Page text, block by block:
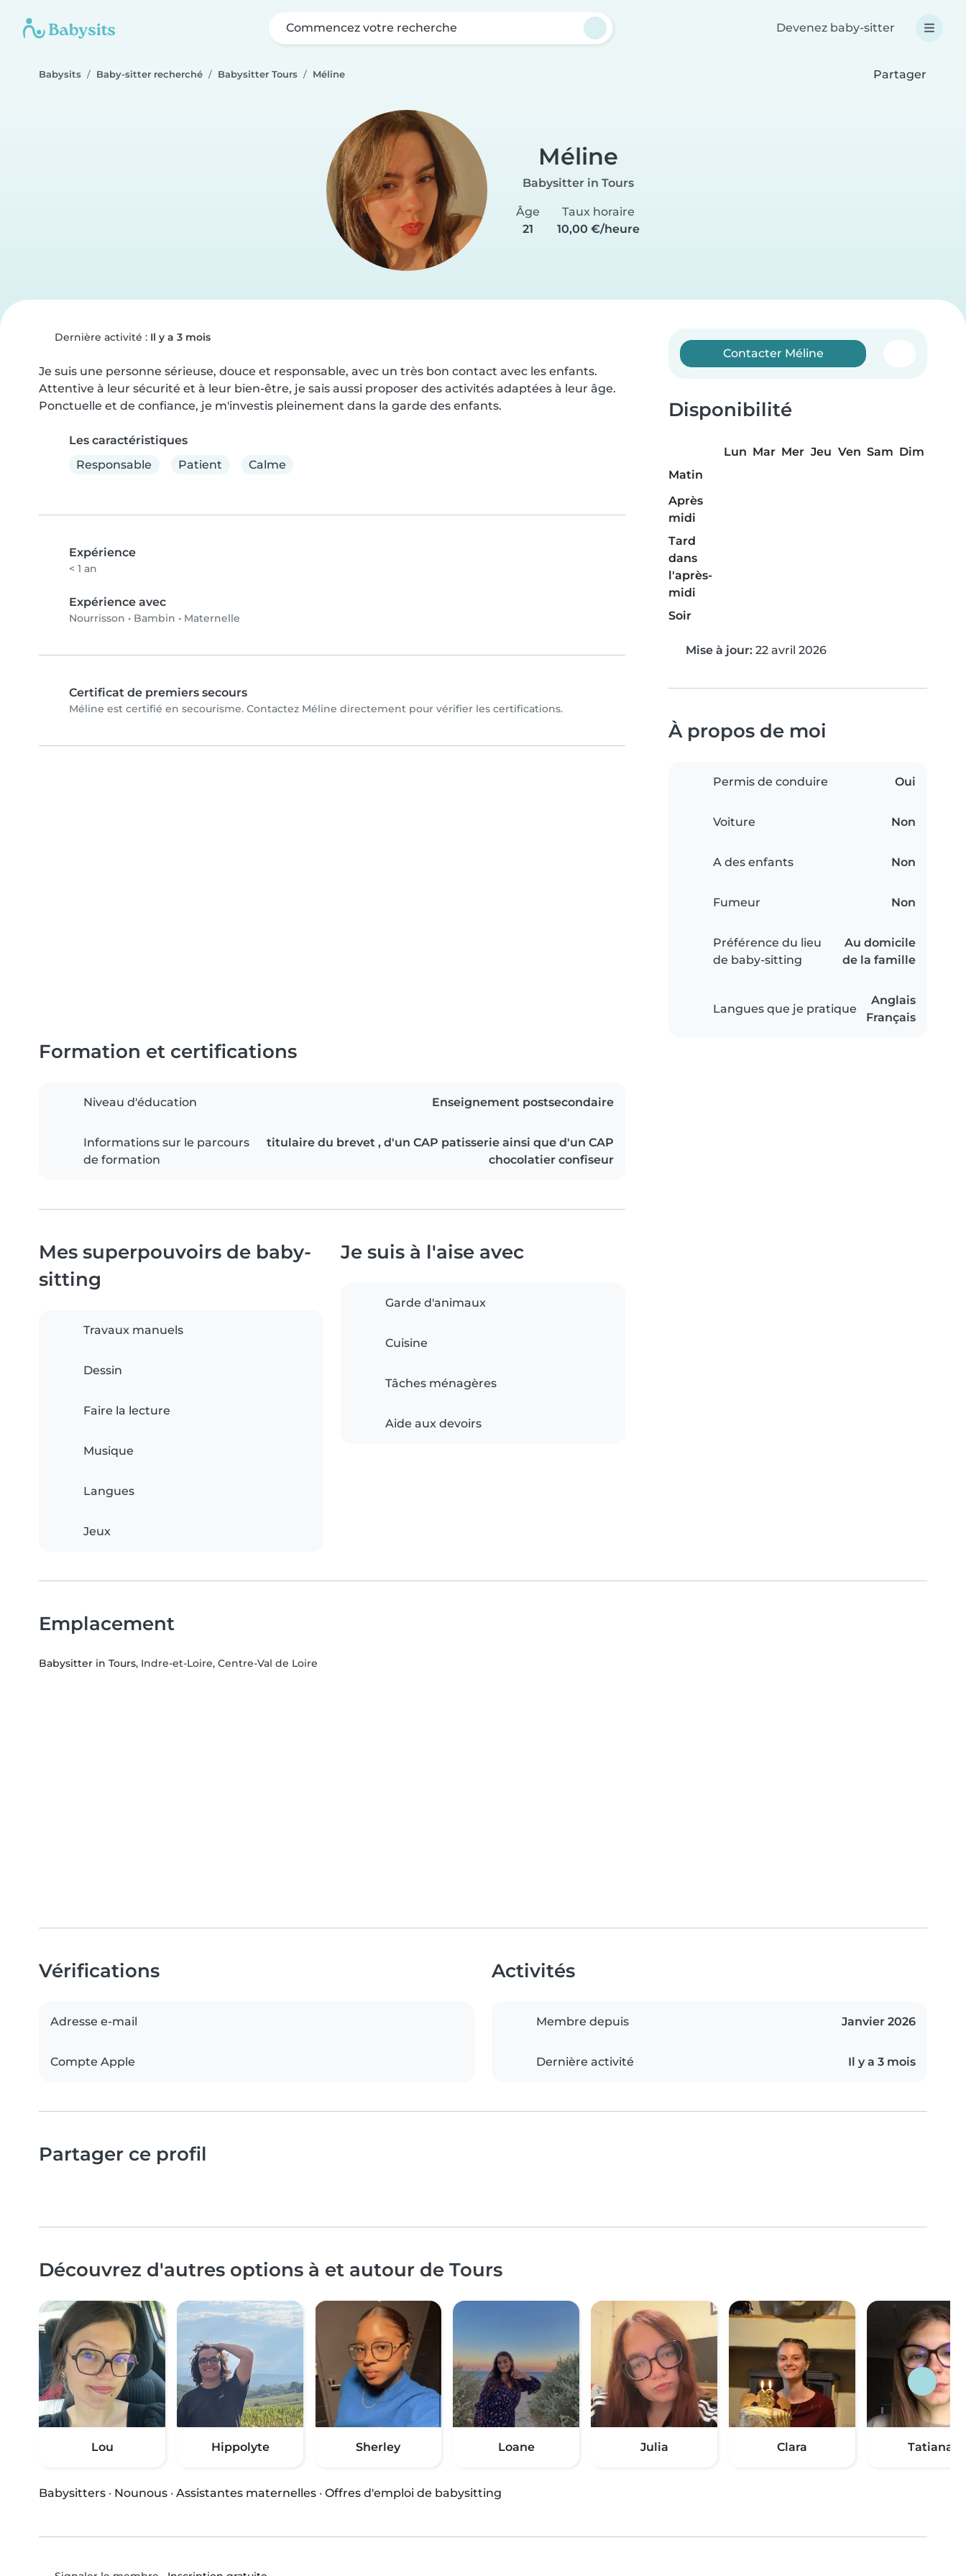
Commencez votre recherche Devenez baby-sitter
Babysits Baby-sitter recherché Babysitter Tours Méline Partager
Méline
Babysitter in Tours
Âge
21
Taux horaire
10,00 €/heure
Dernière activité : Il y a 3 mois
Je suis une personne sérieuse, douce et responsable, avec un très bon contact avec les enfants.
Attentive à leur sécurité et à leur bien-être, je sais aussi proposer des activités adaptées à leur âge.
Ponctuelle et de confiance, je m'investis pleinement dans la garde des enfants.
Les caractéristiques
Responsable
Patient Calme
Expérience
< 1 an
Expérience avec
Nourrisson • Bambin • Maternelle
Certificat de premiers secours
Méline est certifié en secourisme. Contactez Méline directement pour vérifier les certifications.
Contacter Méline
Disponibilité
Lun Mar Mer Jeu Ven Sam Dim
Matin
Après
midi
Tard
dans
l'après-
midi
Soir
Mise à jour: 22 avril 2026
À propos de moi
Permis de conduire Oui
Voiture Non
A des enfants Non
Fumeur Non
Préférence du lieu
de baby-sitting
Au domicile
de la famille
Langues que je pratique
Anglais
Français
Formation et certifications
Niveau d'éducation Enseignement postsecondaire
Informations sur le parcours
de formation
titulaire du brevet , d'un CAP patisserie ainsi que d'un CAP
chocolatier confiseur
Mes superpouvoirs de baby-
sitting
Travaux manuels
Dessin
Faire la lecture
Musique
Langues
Jeux
Je suis à l'aise avec
Garde d'animaux
Cuisine
Tâches ménagères
Aide aux devoirs
Emplacement
Babysitter in Tours, Indre-et-Loire, Centre-Val de Loire
Vérifications
Adresse e-mail
Compte Apple
Activités
Membre depuis Janvier 2026
Dernière activité Il y a 3 mois
Partager ce profil
Découvrez d'autres options à et autour de Tours
Lou Hippolyte Sherley Loane Julia Clara Tatiana
Babysitters · Nounous · Assistantes maternelles · Offres d'emploi de babysitting